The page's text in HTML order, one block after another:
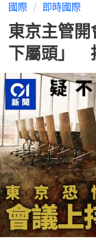
國際 即時國際
東京主管
下屬頭」